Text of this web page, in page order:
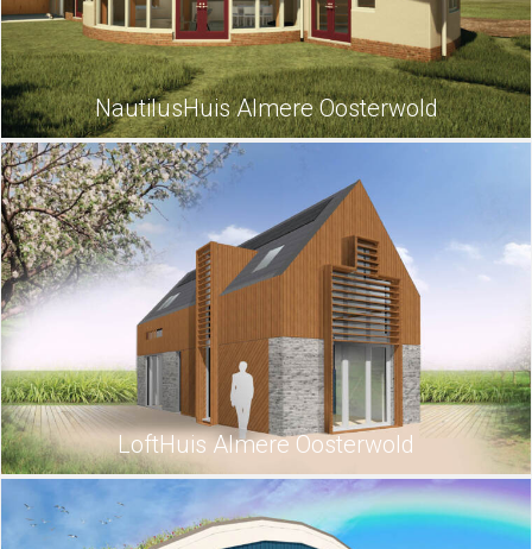
NautilusHuis Almere Oosterwold
LoftHuis Almere Oosterwold